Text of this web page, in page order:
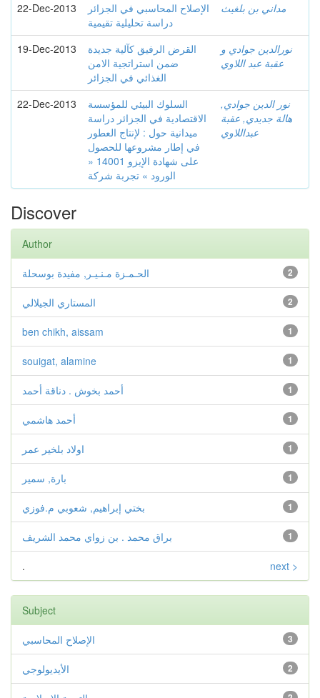
22-Dec-2013
الإصلاح المحاسبي في الجزائر
دراسة تحليلية تقيمية
مداني بن بلغيث
19-Dec-2013
القرض الرفيق كآلية جديدة
ضمن استراتجية الامن
الغذائي في الجزائر
نورالدين جوادي و
عقبة عبد اللاوي
22-Dec-2013
السلوك البيئي للمؤسسة
الاقتصادية في الجزائر دراسة
ميدانية حول : لإنتاج العطور
في إطار مشروعها للحصول
على شهادة الإيزو 14001 «
الورود » تجربة شركة
نور الدين جوادي,
هالة جديدي, عقبة
عبداللاوي
Discover
Author
2 الحـمـزة مـنـيـر, مفيدة بوسحلة
2 المستاري الجيلالي
1
ben chikh, aissam
1
souigat, alamine
1 أحمد بخوش . دناقة أحمد
1 أحمد هاشمي
1 اولاد بلخير عمر
1 بارة, سمير
1 بختي إبراهيم, شعوبي م.فوزي
1 براق محمد . بن زواي محمد الشريف
. next >
Subject
3 الإصلاح المحاسبي
2 الأيديولوجي